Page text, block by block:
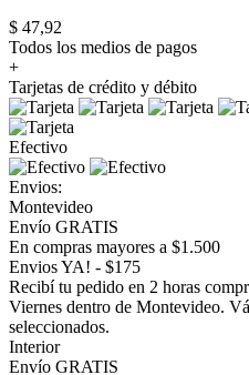
$ 47,92
Todos los medios de pagos
+
Tarjetas de crédito y débito
Efectivo
Envios:
Montevideo
Envío GRATIS
En compras mayores a $1.500
Envios YA! - $175
Recibí tu pedido en 2 horas
Viernes dentro de Montevideo.
seleccionados.
Interior
Envío GRATIS